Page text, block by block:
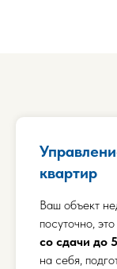
квартир
Ваш объект
посуточно,
со сдачи до
на себя,